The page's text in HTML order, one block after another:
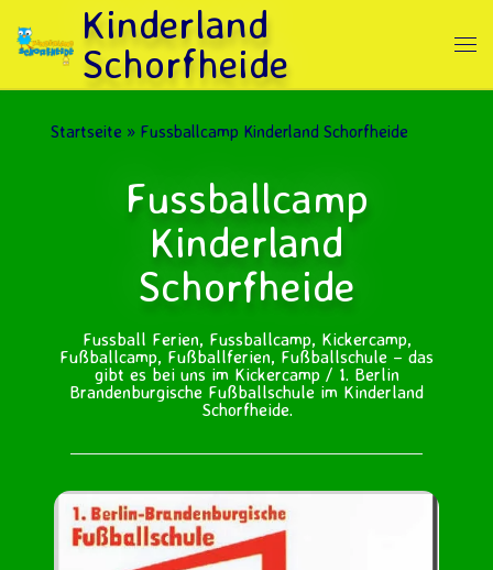
Zum Inhalt springen
Kinderland
Schorfheide
Startseite » Fussballcamp Kinderland Schorfheide
Fussballcamp
Kinderland
Schorfheide
Fussball Ferien, Fussballcamp, Kickercamp,
Fußballcamp, Fußballferien, Fußballschule – das
gibt es bei uns im Kickercamp / 1. Berlin
Brandenburgische Fußballschule im Kinderland
Schorfheide.